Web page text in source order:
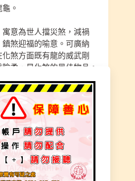
。
意為世人擋災煞，減禍
煞迎福的喻意。可廣納
化煞方面既有龍的威武剛
柔，是化煞的最佳物品。
抵債，財運衰弱等問題，
亦可當作鎮宅興家之用。
，所以特別長壽。因此，
形的裝飾品來象徵健康長
意，龜的頭部必須向著窗
龜正對大門及窗戶吸納財